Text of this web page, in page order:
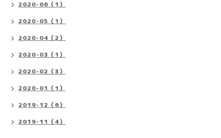
2020-06（1）
2020-05（1）
2020-04（2）
2020-03（1）
2020-02（3）
2020-01（1）
2019-12（6）
2019-11（4）